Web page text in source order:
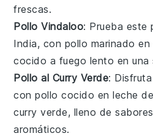
frescas.
Pollo Vindaloo: Prueba este
India, con pollo marinado en
cocido a fuego lento en una
Pollo al Curry Verde:
conpollo cocido enleche
curry verde, lleno de
aromáticos.